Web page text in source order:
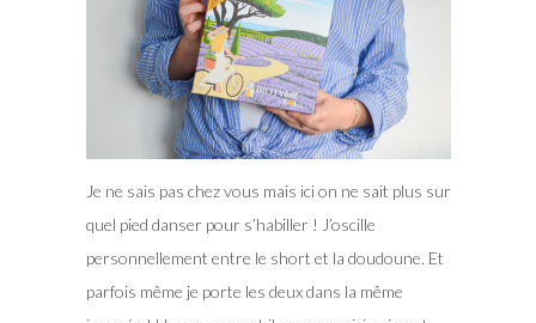
Je ne sais pas chez vous mais ici on ne sait plus sur
quel pied danser pour s’habiller ! J’oscille
personnellement entre le short et la doudoune. Et
parfois même je porte les deux dans la même